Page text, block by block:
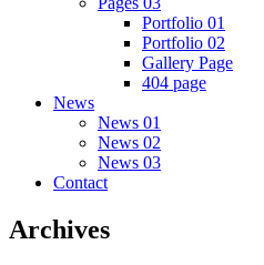
Portfolio 01
Portfolio 02
Gallery Page
404 page
News
News 01
News 02
News 03
Contact
Archives